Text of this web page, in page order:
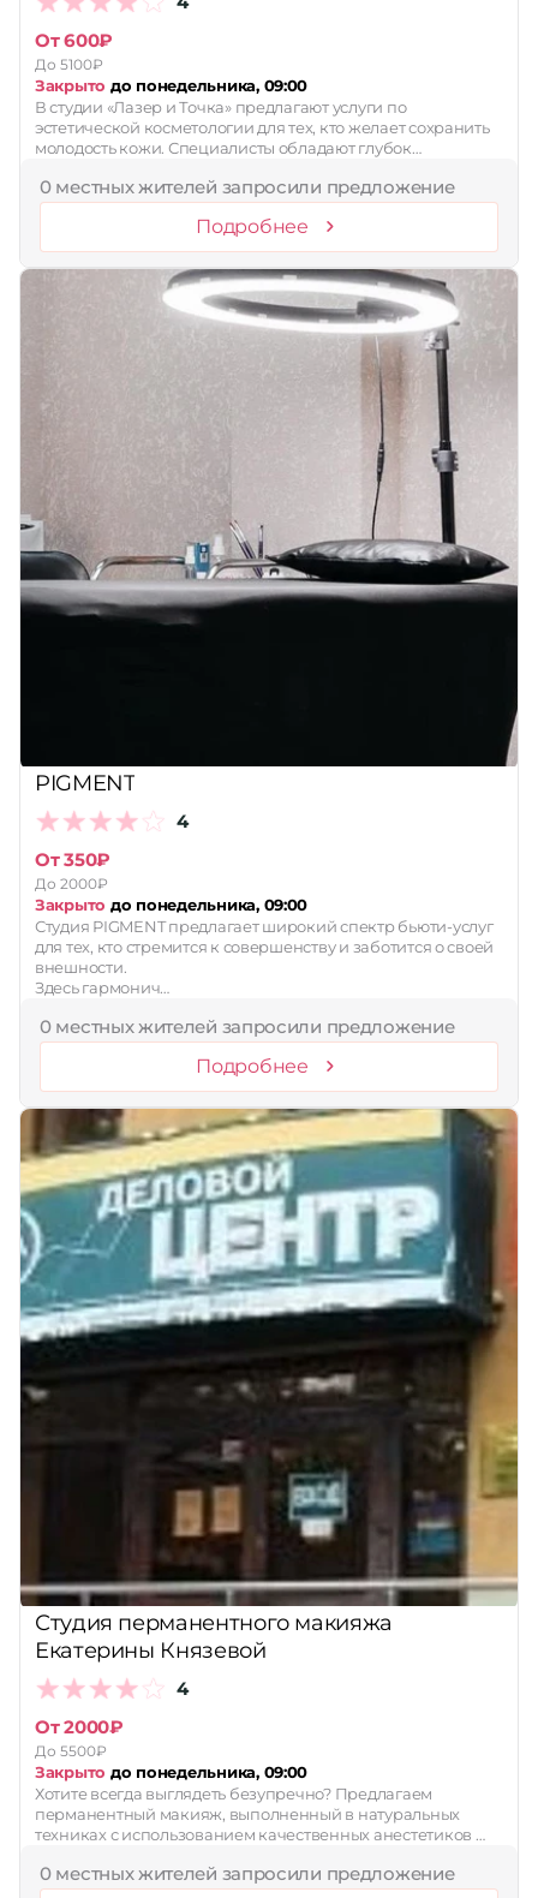
От 600₽
До 5100₽
Закрыто до понедельника, 09:00
В студии «Лазер и Точка» предлагают услуги по
эстетической косметологии для тех, кто желает сохранить
молодость кожи. Специалисты обладают глубок…
0 местных жителей запросили предложение
Подробнее
PIGMENT
4
От 350₽
До 2000₽
Закрыто до понедельника, 09:00
Студия PIGMENT предлагает широкий спектр бьюти-услуг
для тех, кто стремится к совершенству и заботится о своей
внешности.
Здесь гармонич…
0 местных жителей запросили предложение
Подробнее
Студия перманентного макияжа
Екатерины Князевой
4
От 2000₽
До 5500₽
Закрыто до понедельника, 09:00
Хотите всегда выглядеть безупречно? Предлагаем
перманентный макияж, выполненный в натуральных
техниках с использованием качественных анестетиков …
0 местных жителей запросили предложение